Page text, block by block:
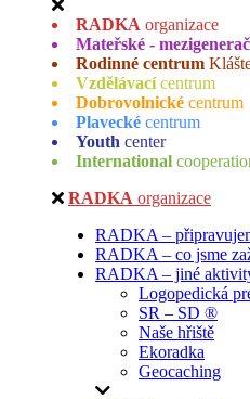
RADKA organizace
Mateřské -
Rodinné centrum
Vzdělávací centrum
Dobrovolnické centrum
Plavecké centrum
Youth center
International
RADKA organizace
RADKA –
RADKA – co jsme
RADKA – jiné
Logopedická
SR – SD ®
Naše hřiště
Ekoradka
Geocaching